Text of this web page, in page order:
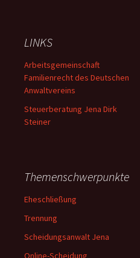
LINKS
Arbeitsgemeinschaft
Familienrecht des Deutschen
Anwaltvereins
Steuerberatung Jena Dirk
Steiner
Themenschwerpunkte
Eheschließung
Trennung
Scheidungsanwalt Jena
Online-Scheidung